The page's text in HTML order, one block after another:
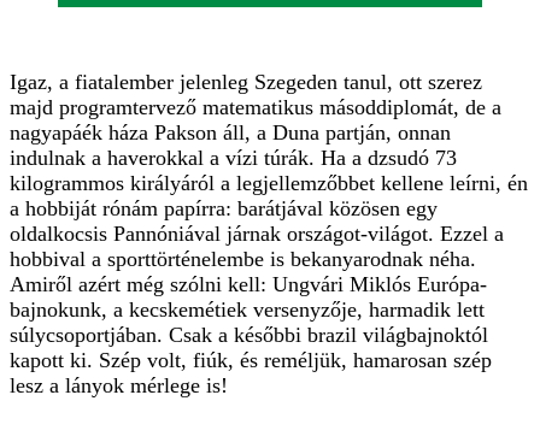
Igaz, a fiatalember jelenleg Szegeden tanul, ott szerez
majd programtervező matematikus másoddiplomát, de a
nagyapáék háza Pakson áll, a Duna partján, onnan
indulnak a haverokkal a vízi túrák. Ha a dzsudó 73
kilogrammos királyáról a legjellemzőbbet kellene leírni, én
a hobbiját rónám papírra: barátjával közösen egy
oldalkocsis Pannóniával járnak országot-világot. Ezzel a
hobbival a sporttörténelembe is bekanyarodnak néha.
Amiről azért még szólni kell: Ungvári Miklós Európa-
bajnokunk, a kecskemétiek versenyzője, harmadik lett
súlycsoportjában. Csak a későbbi brazil világbajnoktól
kapott ki. Szép volt, fiúk, és reméljük, hamarosan szép
lesz a lányok mérlege is!